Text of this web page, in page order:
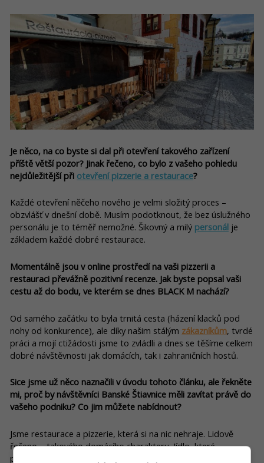
Je něco, na co byste si dal při otevření takového zařízení
příště větší pozor? Jinak řečeno, co bylo z vašeho pohledu
nejdůležitější při otevření pizzerie a restaurace?
Každé otevření něčeho nového je velmi složitý proces –
obzvlášť v dnešní době. Musím podotknout, že bez úslužného
personálu je to téměř nemožné. Šikovný a milý personál je
základem každé dobré restaurace.
Momentálně jsou v online prostředí na vaši pizzerii a
restauraci převážně pozitivní recenze. Jak byste popsal vaši
cestu až do bodu, ve kterém se dnes BLACK M nachází?
Od samého začátku to byla trnitá cesta (házení klacků pod
nohy od konkurence), ale díky našim stálým zákazníkům, tvrdé
práci a mojí ctižádosti jsme to zvládli a dnes se těšíme celkem
dobré návštěvnosti jak domácích, tak i zahraničních hostů.
Sice jsme už něco naznačili v úvodu tohoto článku, ale řekněte
mi, proč by návštěvníci Banské Štiavnice měli zavítat právě do
vašeho podniku? Co jim můžete nabídnout?
Jsme restaurace a pizzerie, která si na nic nehraje. Lidově
řečeno – takového domácího charakteru. Jídlo, které
podáváme, připravujeme s láskou a s ještě větší láskou a